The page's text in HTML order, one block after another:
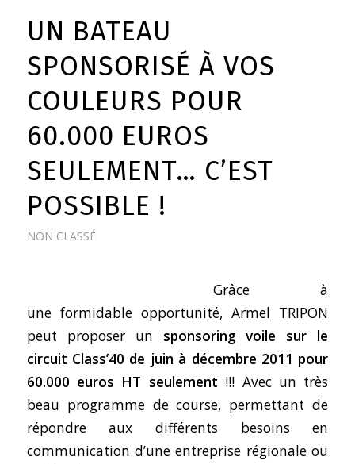
UN BATEAU
SPONSORISÉ À VOS
COULEURS POUR
60.000 EUROS
SEULEMENT… C’EST
POSSIBLE !
NON CLASSÉ
Grâce à
une formidable opportunité, Armel TRIPON
peut proposer un sponsoring voile sur le
circuit Class’40 de juin à décembre 2011 pour
60.000 euros HT seulement !!! Avec un très
beau programme de course, permettant de
répondre aux différents besoins en
communication d’une entreprise régionale ou